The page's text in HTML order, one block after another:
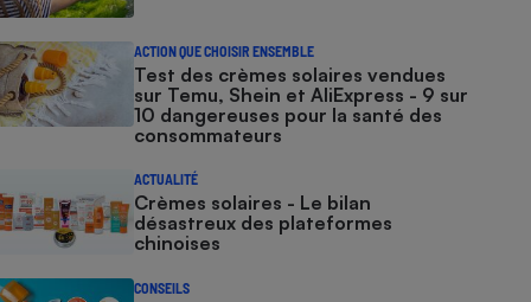
ACTION QUE CHOISIR ENSEMBLE
Test des crèmes solaires vendues
sur Temu, Shein et AliExpress - 9 sur
10 dangereuses pour la santé des
consommateurs
ACTUALITÉ
Crèmes solaires - Le bilan
désastreux des plateformes
chinoises
CONSEILS